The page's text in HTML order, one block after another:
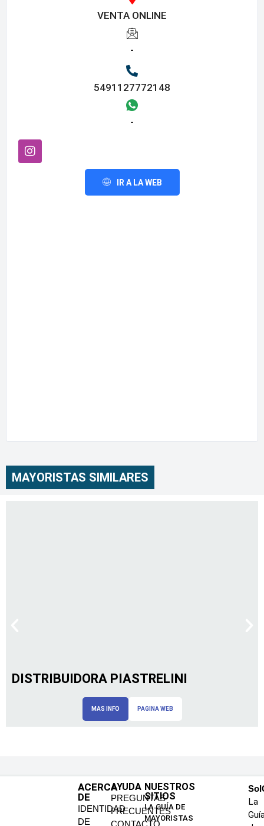
VENTA ONLINE
-
5491127772148
-
IR A LA WEB
MAYORISTAS SIMILARES
DISTRIBUIDORA PIASTRELINI
MAS INFO PAGINA WEB
ACERCA
DE
IDENTIDAD
DE
AYUDA
PREGUNTAS
FRECUENTES
CONTACTO
NUESTROS
SITIOS
LA GUÍA DE
MAYORISTAS
La